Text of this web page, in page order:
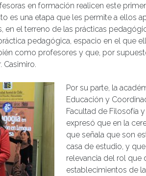
en formación realicen este
es una etapa que les permite a ellos
en el terreno de las prácticas
pedagógica, espacio en el que
como profesores y que, por
Casimiro.
Por su parte, la
Educación y
Facultad de Filosofía
expresó que en la
que señala que son
casa de estudio, y
relevancia del rol que
establecimientos de